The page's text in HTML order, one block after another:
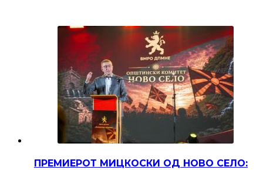
ПРЕМИЕРОТ МИЦКОСКИ ОД НОВО СЕЛО: